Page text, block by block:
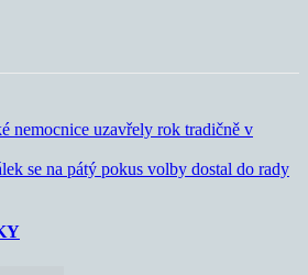
nemocnice uzavřely rok tradičně v
se na pátý pokus volby dostal do rady